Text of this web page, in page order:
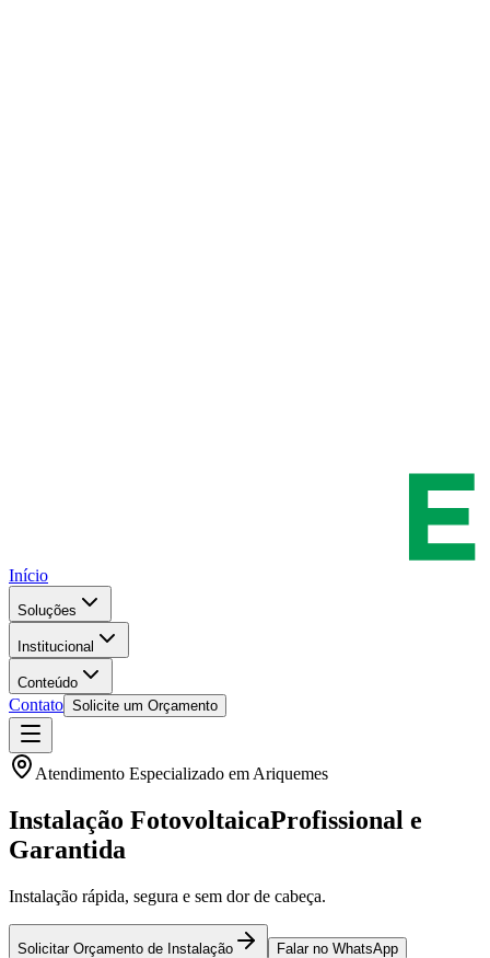
Início
Soluções
Institucional
Conteúdo
Contato Solicite um Orçamento
Atendimento Especializado em Ariquemes
Instalação FotovoltaicaProfissional e
Garantida
Instalação rápida, segura e sem dor de cabeça.
Solicitar Orçamento de Instalação Falar no WhatsApp